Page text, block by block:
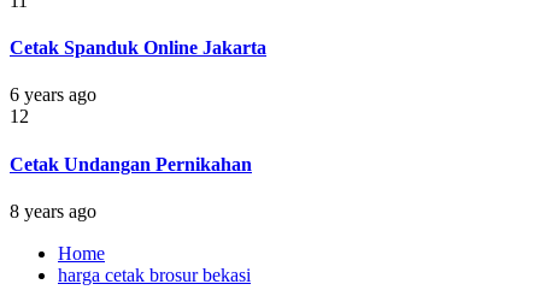
Cetak Spanduk Online Jakarta
6 years ago
12
Cetak Undangan Pernikahan
8 years ago
Home
harga cetak brosur bekasi